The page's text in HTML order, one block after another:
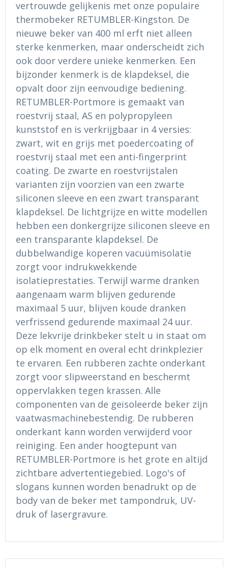
Ondergoed en Sokken
Regenkleding
Gereedschap
Schoenen
Hoofdbescherming
Gehoorbescherming
Ademhalingsbescherming
Sokken en Nachtkleding
Regenkleding
Schoenen
Gilets
vertrouwde gelijkenis met onze populaire
thermobeker RETUMBLER-Kingston. De
nieuwe beker van 400 ml erft niet alleen
sterke kenmerken, maar onderscheidt zich
ook door verdere unieke kenmerken. Een
bijzonder kenmerk is de klapdeksel, die
opvalt door zijn eenvoudige bediening.
RETUMBLER-Portmore is gemaakt van
roestvrij staal, AS en polypropyleen
kunststof en is verkrijgbaar in 4 versies:
zwart, wit en grijs met poedercoating of
roestvrij staal met een anti-fingerprint
coating. De zwarte en roestvrijstalen
varianten zijn voorzien van een zwarte
siliconen sleeve en een zwart transparant
klapdeksel. De lichtgrijze en witte modellen
hebben een donkergrijze siliconen sleeve en
een transparante klapdeksel. De
dubbelwandige koperen vacuümisolatie
zorgt voor indrukwekkende
isolatieprestaties. Terwijl warme dranken
aangenaam warm blijven gedurende
maximaal 5 uur, blijven koude dranken
verfrissend gedurende maximaal 24 uur.
Deze lekvrije drinkbeker stelt u in staat om
op elk moment en overal echt drinkplezier
te ervaren. Een rubberen zachte onderkant
zorgt voor slipweerstand en beschermt
oppervlakken tegen krassen. Alle
componenten van de geïsoleerde beker zijn
vaatwasmachinebestendig. De rubberen
onderkant kann worden verwijderd voor
reiniging. Een ander hoogtepunt van
RETUMBLER-Portmore is het grote en altijd
zichtbare advertentiegebied. Logo's of
slogans kunnen worden benadrukt op de
body van de beker met tampondruk, UV-
druk of lasergravure.